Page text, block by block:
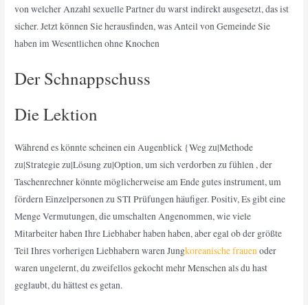
von welcher Anzahl sexuelle Partner du warst indirekt ausgesetzt, das ist
sicher. Jetzt können Sie herausfinden, was Anteil von Gemeinde Sie
haben im Wesentlichen ohne Knochen
Der Schnappschuss
Die Lektion
Während es könnte scheinen ein Augenblick {Weg zu|Methode
zu|Strategie zu|Lösung zu|Option, um sich verdorben zu fühlen , der
Taschenrechner könnte möglicherweise am Ende gutes instrument, um
fördern Einzelpersonen zu STI Prüfungen häufiger. Positiv, Es gibt eine
Menge Vermutungen, die umschalten Angenommen, wie viele
Mitarbeiter haben Ihre Liebhaber haben haben, aber egal ob der größte
Teil Ihres vorherigen Liebhabern waren Jungkoreanische frauen oder
waren ungelernt, du zweifellos gekocht mehr Menschen als du hast
geglaubt, du hättest es getan.